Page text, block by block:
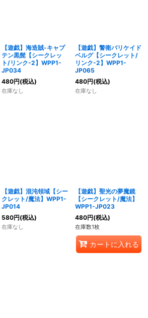
【遊戯】海造賊-キャプ
テン黒髭【シークレッ
ト/リンク-2】WPP1-
JP034
480円(税込)
在庫なし
【遊戯】警衛バリケイド
ベルグ【シークレット/
リンク-2】WPP1-
JP065
480円(税込)
在庫なし
【遊戯】混沌領域【シー
クレット/魔法】WPP1-
JP014
580円(税込)
在庫なし
【遊戯】聖光の夢魔鏡
【シークレット/魔法】
WPP1-JP023
480円(税込)
在庫数1枚
カートに入れる